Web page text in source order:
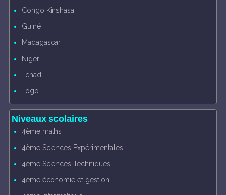
Congo Kinshasa
Guiné
Madagascar
Niger
Tchad
Togo
Niveaux scolaires
4ème maths
4ème Sciences Expérimentales
4ème Sciences Techniques
4ème économie et gestion